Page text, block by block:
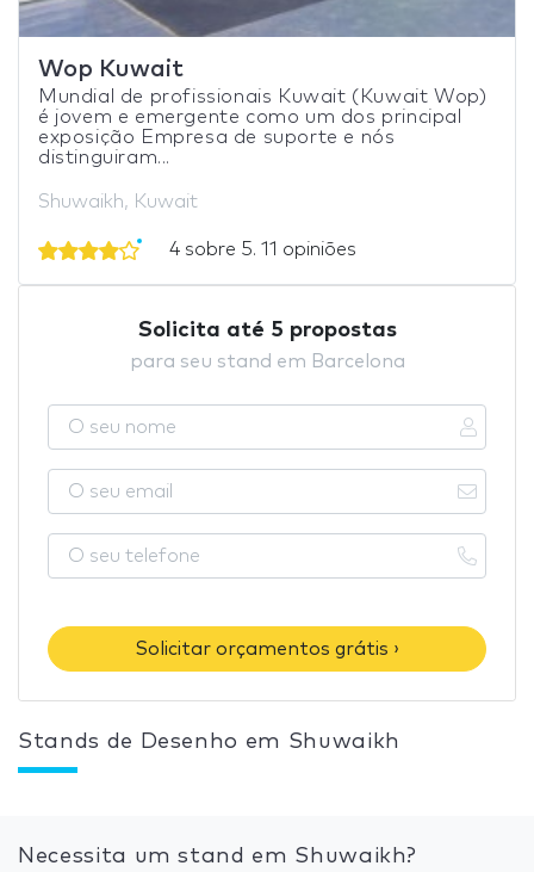
Wop Kuwait
Mundial de profissionais Kuwait (Kuwait Wop)
é jovem e emergente como um dos principal
exposição Empresa de suporte e nós
distinguiram...
Shuwaikh, Kuwait
4 sobre 5. 11 opiniões
Solicita até 5 propostas
para seu stand em Barcelona
Solicitar orçamentos grátis ›
Stands de Desenho em Shuwaikh
Necessita um stand em Shuwaikh?